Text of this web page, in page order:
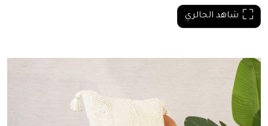
شاهد الجالري